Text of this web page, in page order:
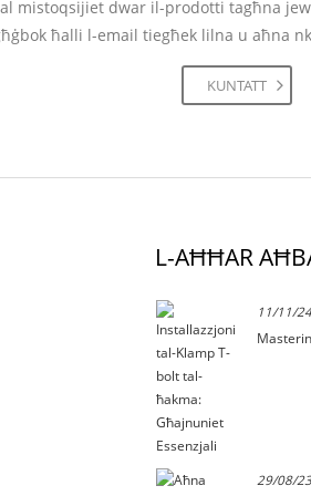
mistoqsijiet dwar il-prodotti tagħna
ħalli l-email tiegħek lilna u aħna
siegħa.
KUNTATT
L-AĦĦAR
tebgħa...
11/11/24
29/08/23